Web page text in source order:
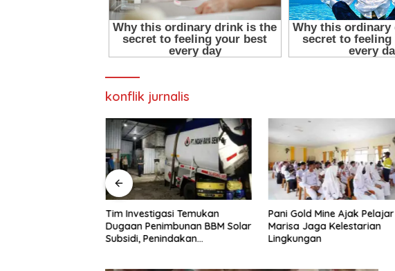
konflik jurnalis
Tim Investigasi Temukan
Dugaan Penimbunan BBM Solar
Subsidi, Penindakan
Pani Gold Mine Ajak Pelajar
Marisa Jaga Kelestarian
Lingkungan